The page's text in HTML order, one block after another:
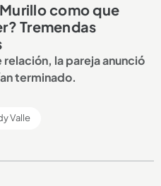
como que
Tremendas
relación, la pareja anunció
terminado.
Valle